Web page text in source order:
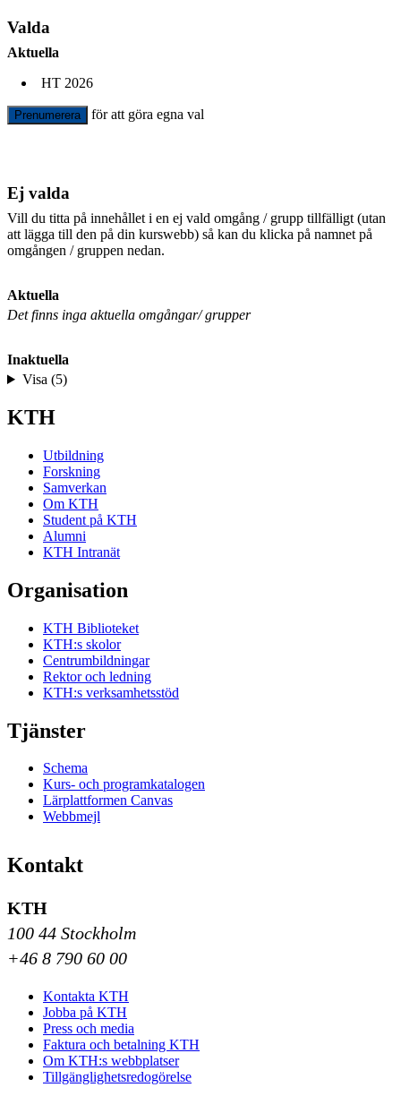
Valda
Aktuella
HT 2026
Prenumerera för att göra egna val
Ej valda
Vill du titta på innehållet i en ej vald omgång / grupp tillfälligt (utan
att lägga till den på din kurswebb) så kan du klicka på namnet på
omgången / gruppen nedan.
Aktuella
Det finns inga aktuella omgångar/ grupper
Inaktuella
Visa (5)
KTH
Utbildning
Forskning
Samverkan
Om KTH
Student på KTH
Alumni
KTH Intranät
Organisation
KTH Biblioteket
KTH:s skolor
Centrumbildningar
Rektor och ledning
KTH:s verksamhetsstöd
Tjänster
Schema
Kurs- och programkatalogen
Lärplattformen Canvas
Webbmejl
Kontakt
KTH
100 44 Stockholm
+46 8 790 60 00
Kontakta KTH
Jobba på KTH
Press och media
Faktura och betalning KTH
Om KTH:s webbplatser
Tillgänglighetsredogörelse